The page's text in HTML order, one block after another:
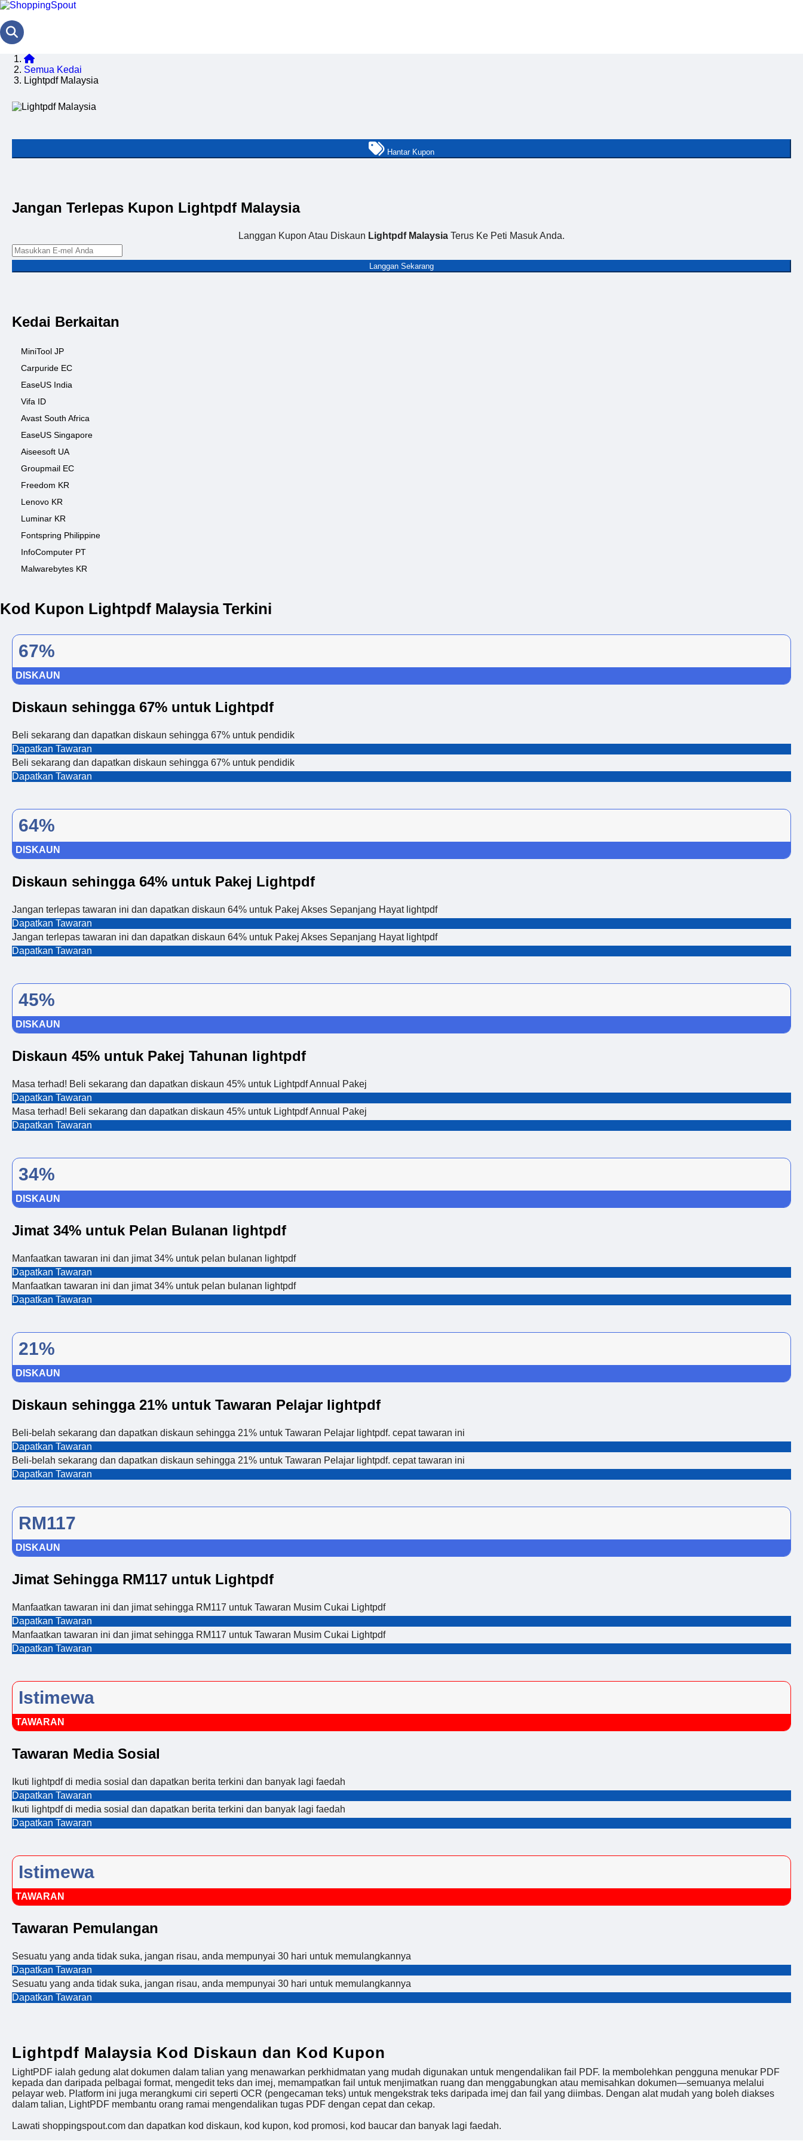
Semua Kedai
Lightpdf Malaysia
Hantar Kupon
Jangan Terlepas Kupon Lightpdf Malaysia
Langgan Kupon Atau Diskaun Lightpdf Malaysia Terus Ke Peti Masuk Anda.
Langgan Sekarang
Kedai Berkaitan
MiniTool JP
Carpuride EC
EaseUS India
Vifa ID
Avast South Africa
EaseUS Singapore
Aiseesoft UA
Groupmail EC
Freedom KR
Lenovo KR
Luminar KR
Fontspring Philippine
InfoComputer PT
Malwarebytes KR
Kod Kupon Lightpdf Malaysia Terkini
67%
DISKAUN
Diskaun sehingga 67% untuk Lightpdf
Beli sekarang dan dapatkan diskaun sehingga 67% untuk pendidik
Dapatkan Tawaran
Beli sekarang dan dapatkan diskaun sehingga 67% untuk pendidik
Dapatkan Tawaran
64%
DISKAUN
Diskaun sehingga 64% untuk Pakej Lightpdf
Jangan terlepas tawaran ini dan dapatkan diskaun 64% untuk Pakej Akses Sepanjang Hayat lightpdf
Dapatkan Tawaran
Jangan terlepas tawaran ini dan dapatkan diskaun 64% untuk Pakej Akses Sepanjang Hayat lightpdf
Dapatkan Tawaran
45%
DISKAUN
Diskaun 45% untuk Pakej Tahunan lightpdf
Masa terhad! Beli sekarang dan dapatkan diskaun 45% untuk Lightpdf Annual Pakej
Dapatkan Tawaran
Masa terhad! Beli sekarang dan dapatkan diskaun 45% untuk Lightpdf Annual Pakej
Dapatkan Tawaran
34%
DISKAUN
Jimat 34% untuk Pelan Bulanan lightpdf
Manfaatkan tawaran ini dan jimat 34% untuk pelan bulanan lightpdf
Dapatkan Tawaran
Manfaatkan tawaran ini dan jimat 34% untuk pelan bulanan lightpdf
Dapatkan Tawaran
21%
DISKAUN
Diskaun sehingga 21% untuk Tawaran Pelajar lightpdf
Beli-belah sekarang dan dapatkan diskaun sehingga 21% untuk Tawaran Pelajar lightpdf. cepat tawaran ini
Dapatkan Tawaran
Beli-belah sekarang dan dapatkan diskaun sehingga 21% untuk Tawaran Pelajar lightpdf. cepat tawaran ini
Dapatkan Tawaran
RM117
DISKAUN
Jimat Sehingga RM117 untuk Lightpdf
Manfaatkan tawaran ini dan jimat sehingga RM117 untuk Tawaran Musim Cukai Lightpdf
Dapatkan Tawaran
Manfaatkan tawaran ini dan jimat sehingga RM117 untuk Tawaran Musim Cukai Lightpdf
Dapatkan Tawaran
Istimewa
TAWARAN
Tawaran Media Sosial
Ikuti lightpdf di media sosial dan dapatkan berita terkini dan banyak lagi faedah
Dapatkan Tawaran
Ikuti lightpdf di media sosial dan dapatkan berita terkini dan banyak lagi faedah
Dapatkan Tawaran
Istimewa
TAWARAN
Tawaran Pemulangan
Sesuatu yang anda tidak suka, jangan risau, anda mempunyai 30 hari untuk memulangkannya
Dapatkan Tawaran
Sesuatu yang anda tidak suka, jangan risau, anda mempunyai 30 hari untuk memulangkannya
Dapatkan Tawaran
Lightpdf Malaysia Kod Diskaun dan Kod Kupon
LightPDF ialah gedung alat dokumen dalam talian yang menawarkan perkhidmatan yang mudah digunakan untuk mengendalikan fail PDF. Ia membolehkan pengguna menukar PDF
kepada dan daripada pelbagai format, mengedit teks dan imej, memampatkan fail untuk menjimatkan ruang dan menggabungkan atau memisahkan dokumen—semuanya melalui
pelayar web. Platform ini juga merangkumi ciri seperti OCR (pengecaman teks) untuk mengekstrak teks daripada imej dan fail yang diimbas. Dengan alat mudah yang boleh diakses
dalam talian, LightPDF membantu orang ramai mengendalikan tugas PDF dengan cepat dan cekap.
Lawati shoppingspout.com dan dapatkan kod diskaun, kod kupon, kod promosi, kod baucar dan banyak lagi faedah.